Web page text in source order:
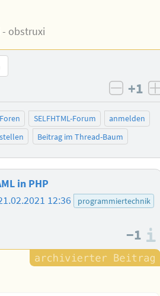
obstruxi
+1
SELFHTML-Forum
anmelden
Beitrag im Thread-Baum
in PHP
12:36
programmiertechnik
−1